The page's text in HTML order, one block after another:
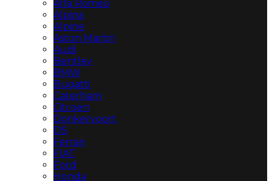
Alfa Romeo
Alpina
Alpine
Aston Martin
Audi
Bentley
BMW
Bugatti
Caterham
Citroën
Donkervoort
DS
Ferrari
FIAT
Ford
Honda